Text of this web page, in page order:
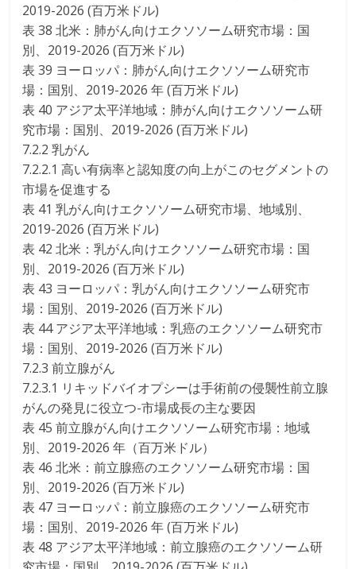
2019-2026 (百万米ドル)
表 38 北米：肺がん向けエクソソーム研究市場：国
別、2019-2026 (百万米ドル)
表 39 ヨーロッパ：肺がん向けエクソソーム研究市
場：国別、2019-2026 年 (百万米ドル)
表 40 アジア太平洋地域：肺がん向けエクソソーム研
究市場：国別、2019-2026 (百万米ドル)
7.2.2 乳がん
7.2.2.1 高い有病率と認知度の向上がこのセグメントの
市場を促進する
表 41 乳がん向けエクソソーム研究市場、地域別、
2019-2026 (百万米ドル)
表 42 北米：乳がん向けエクソソーム研究市場：国
別、2019-2026 (百万米ドル)
表 43 ヨーロッパ：乳がん向けエクソソーム研究市
場：国別、2019-2026 (百万米ドル)
表 44 アジア太平洋地域：乳癌のエクソソーム研究市
場：国別、2019-2026 (百万米ドル)
7.2.3 前立腺がん
7.2.3.1 リキッドバイオプシーは手術前の侵襲性前立腺
がんの発見に役立つ-市場成長の主な要因
表 45 前立腺がん向けエクソソーム研究市場：地域
別、2019-2026 年（百万米ドル）
表 46 北米：前立腺癌のエクソソーム研究市場：国
別、2019-2026 (百万米ドル)
表 47 ヨーロッパ：前立腺癌のエクソソーム研究市
場：国別、2019-2026 年 (百万米ドル)
表 48 アジア太平洋地域：前立腺癌のエクソソーム研